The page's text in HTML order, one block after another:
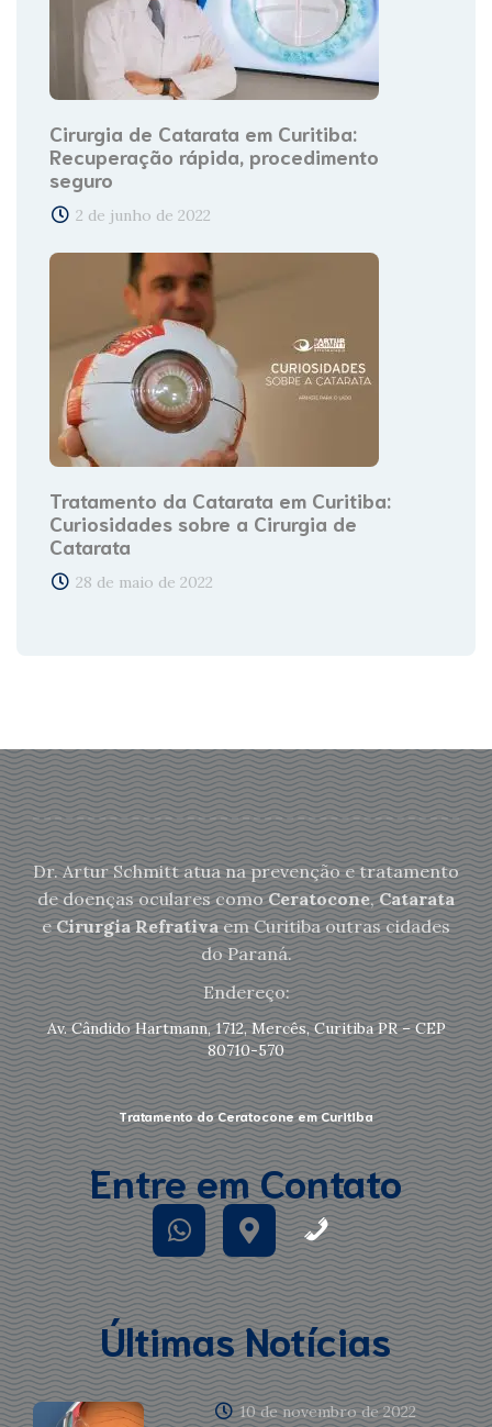
Cirurgia de Catarata em Curitiba:
Recuperação rápida, procedimento
seguro
2 de junho de 2022
Tratamento da Catarata em Curitiba:
Curiosidades sobre a Cirurgia de
Catarata
28 de maio de 2022
Dr. Artur Schmitt atua na prevenção e tratamento
de doenças oculares comoCeratocone,Catarata
eCirurgia Refrativaem Curitiba outras cidades
do Paraná.
Endereço:
Av. Cândido Hartmann, 1712, Mercês, Curitiba PR – CEP
80710-570
Tratamento do Ceratocone em Curitiba
Entre em Contato
Últimas Notícias
10 de novembro de 2022